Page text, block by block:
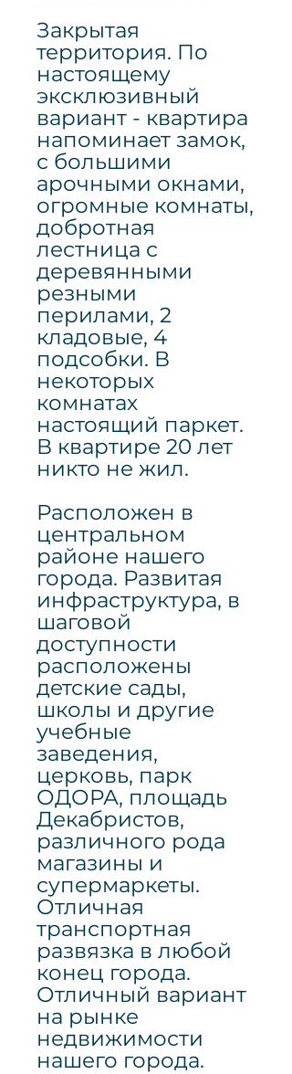
Закрытая
территория. По
настоящему
эксклюзивный
вариант - квартира
напоминает замок,
с большими
арочными окнами,
огромные комнаты,
добротная
лестница с
деревянными
резными
перилами, 2
кладовые, 4
подсобки. В
некоторых
комнатах
настоящий паркет.
В квартире 20 лет
никто не жил.
Расположен в
центральном
районе нашего
города. Развитая
инфраструктура, в
шаговой
доступности
расположены
детские сады,
школы и другие
учебные
заведения,
церковь, парк
ОДОРА, площадь
Декабристов,
различного рода
магазины и
супермаркеты.
Отличная
транспортная
развязка в любой
конец города.
Отличный вариант
на рынке
недвижимости
нашего города.